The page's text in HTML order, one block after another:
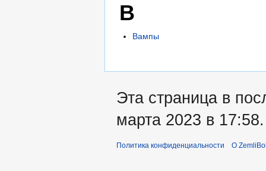
В
Вампы
Эта страница в
марта 2023 в 17:58.
Политика конфиденциальности О